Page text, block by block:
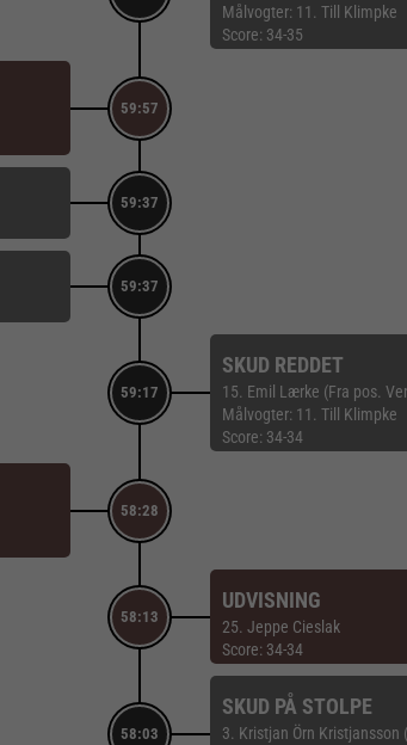
Målvogter: 11. Till Klimpke
Score: 34-35
59:57
59:37
59:37
59:17
SKUD REDDET
15. Emil Lærke (Fra pos.
Målvogter: 11. Till Klimpke
Score: 34-34
58:28
58:13
UDVISNING
25. Jeppe Cieslak
Score: 34-34
58:03
SKUD PÅ STOLPE
3. Kristjan Örn Kristjansson